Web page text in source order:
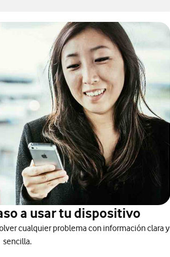
a usar tu dispositivo
cualquier problema con información clara y
sencilla.